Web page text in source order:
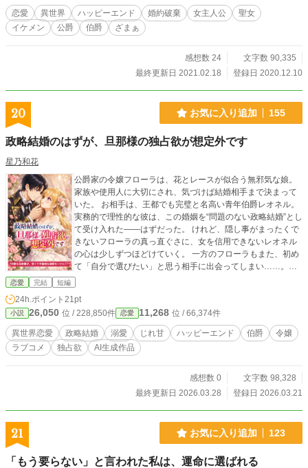
しかし、今更そんなことを言われて復縁しようなどとは思えない。そんな勝手な
論は、許されないのである。 ※この作品は「小説家になろう」「カクヨム」
「アルファポリス」にも掲載しています。
恋愛 異世界 ハッピーエンド 婚約破棄 女主人公
聖女
イケメン
公爵 伯爵 ざまぁ
感想数 24
文字数 90,335
最終更新日 2021.02.18
登録日 2020.12.10
20 お気に入り追加 155
政略結婚のはずが、旦那様の独占欲が想定外です
星乃和花
公爵家の令嬢フローラは、花とレースが似合う無邪気な娘。
家族や使用人に大切にされ、気づけば結婚相手まで決まって
いた。 お相手は、王都でも完璧と名高い青年伯爵レオネル。
実務的で理性的な彼は、この婚姻を“問題のない政略結婚”とし
て受け入れた――はずだった。 けれど、隠し事がまったくで
きないフローラの真っ直ぐさに、女を信用できないレオネル
の心は少しずつほどけていく。 一方のフローラもまた、初め
て「自分で選びたい」と思う相手に出会ってしまい……。
「問題ない」から始まったはずの結婚は、 やがて「君でよか
甘くて可愛い、政略結婚ラブコメディ。 ――政略結婚です
が、好きになってもよろしいですか？ ♢こんな“好き“をお持
ちの方へ 政略結婚から本物の恋になるお話が好きな方 理性的
なヒーローの独占欲がじわじわ強くなる展開が好きな方 新婚
後ますます甘くなる夫婦ものが好きな方 （完結済ー本編10話
恋愛 完結 短編
24h.ポイント 21pt
小説 26,050 位 / 228,850件 恋愛 11,268 位 / 66,374件
異世界恋愛 政略結婚 溺愛 じれ甘 ハッピーエンド 伯爵
令嬢
ラブコメ
独占欲 AI生成作品
感想数 0
文字数 98,328
最終更新日 2026.03.28
登録日 2026.03.21
21 お気に入り追加 123
「もう要らない」と言われた私は、運命に選ばれる